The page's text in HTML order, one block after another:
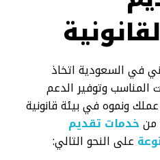
في السعودية اتخاذ
المناسب وتوفير الدعم
ونموه في بيئة قانونية
منخدمات تقديم
على النحو التالي: